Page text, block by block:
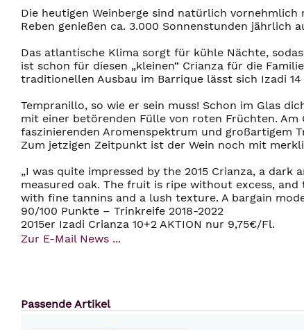
Die heutigen Weinberge sind natürlich
Reben genießen ca. 3.000 Sonnenstunden jährlich
Das atlantische Klima sorgt für kühle Nächte,
ist schon für diesen „kleinen“ Crianza für die
traditionellen Ausbau im Barrique lässt sich Izadi
Tempranillo, so wie er sein muss! Schon im Glas
mit einer betörenden Fülle von roten Früchten.
faszinierenden Aromenspektrum und großartigem
Zum jetzigen Zeitpunkt ist der Wein noch mit
„I was quite impressed by the 2015 Crianza, a
measured oak. The fruit is ripe without excess,
with fine tannins and a lush texture. A bargain
90/100 Punkte – Trinkreife 2018-2022
2015er Izadi Crianza 10+2 AKTION nur 9,75€/Fl.
Zur E-Mail News ...
Passende Artikel